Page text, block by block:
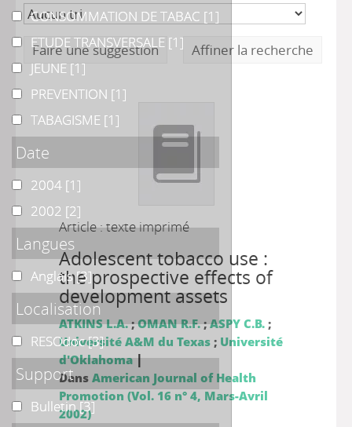
Faire une suggestion Affiner la recherche
Article : texte imprimé
Adolescent tobacco use :
the prospective effects of
development assets
ATKINS L.A.;OMAN R.F.;ASPY C.B.;
Université A&M du Texas; Université
d'Oklahoma |
Dans American Journal of Health
Promotion (Vol. 16 n° 4, Mars-Avril
2002)
CONSOMMATION DE TABAC
CONSOMMATION DE TABAC [1]
ETUDE TRANSVERSALE
ETUDE TRANSVERSALE [1]
JEUNEJEUNE [1]
PREVENTION
PREVENTION [1]
TABAGISME
TABAGISME [1]
Date
20042004 [1]
20022002 [2]
Langues
Anglais
Anglais[3]
Localisation
RESOdoc
RESOdoc[3]
Support
Bulletin
Bulletin[3]